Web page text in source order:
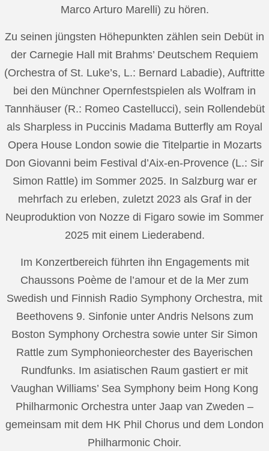
Marco Arturo Marelli) zu hören.
Zu seinen jüngsten Höhepunkten zählen sein Debüt in
der Carnegie Hall mit Brahms’ Deutschem Requiem
(Orchestra of St. Luke’s, L.: Bernard Labadie), Auftritte
bei den Münchner Opernfestspielen als Wolfram in
Tannhäuser (R.: Romeo Castellucci), sein Rollendebüt
als Sharpless in Puccinis Madama Butterfly am Royal
Opera House London sowie die Titelpartie in Mozarts
Don Giovanni beim Festival d’Aix-en-Provence (L.: Sir
Simon Rattle) im Sommer 2025. In Salzburg war er
mehrfach zu erleben, zuletzt 2023 als Graf in der
Neuproduktion von Nozze di Figaro sowie im Sommer
2025 mit einem Liederabend.
Im Konzertbereich führten ihn Engagements mit
Chaussons Poème de l’amour et de la Mer zum
Swedish und Finnish Radio Symphony Orchestra, mit
Beethovens 9. Sinfonie unter Andris Nelsons zum
Boston Symphony Orchestra sowie unter Sir Simon
Rattle zum Symphonieorchester des Bayerischen
Rundfunks. Im asiatischen Raum gastiert er mit
Vaughan Williams’ Sea Symphony beim Hong Kong
Philharmonic Orchestra unter Jaap van Zweden –
gemeinsam mit dem HK Phil Chorus und dem London
Philharmonic Choir.